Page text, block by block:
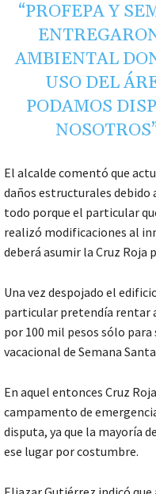
“PROFEPA Y
AMBIENTAL
USO DEL
PODAMOS
El alcalde comentó que
daños estructurales debido
todo porque el particular
realizó modificaciones al
deberá asumir la Cruz Roja
Una vez despojado el
particular pretendía rentar
por 100 mil pesos sólo
vacacional de Semana
En aquel entonces Cruz
campamento de
disputa, ya que la mayoría
ese lugar por costumbre.